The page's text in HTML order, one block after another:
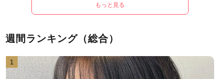
もっと見る
週間ランキング（総合）
1